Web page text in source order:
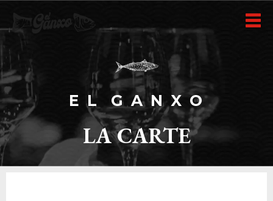
E L G A N XO
LA CARTE